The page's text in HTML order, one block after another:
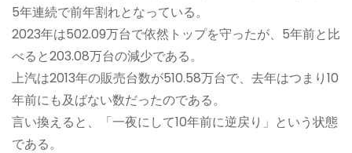
5年連続で前年割れとなっている。
2023年は502.09万台で依然トップを守ったが、5年前と比
べると203.08万台の減少である。
上汽は2013年の販売台数が510.58万台で、去年はつまり10
年前にも及ばない数だったのである。
言い換えると、「一夜にして10年前に逆戻り」という状態
である。